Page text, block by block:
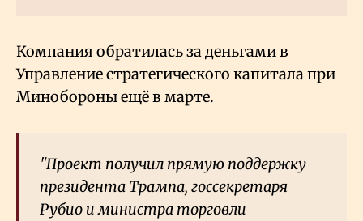
Компания обратилась за деньгами в
Управление стратегического капитала при
Минобороны ещё в марте.
"Проект получил прямую поддержку
президента Трампа, госсекретаря
Рубио и министра торговли